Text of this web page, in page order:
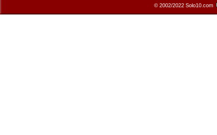
© 2002/2022 Solo10.com